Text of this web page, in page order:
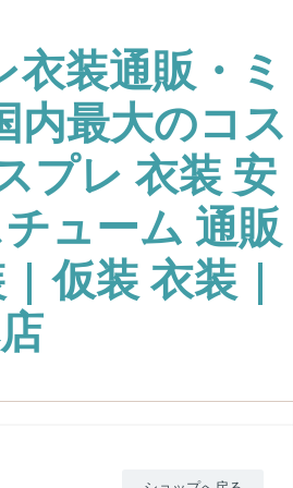
装通販・ミ
最大のコス
プレ 衣装 安
ューム 通販
| 仮装 衣装 |